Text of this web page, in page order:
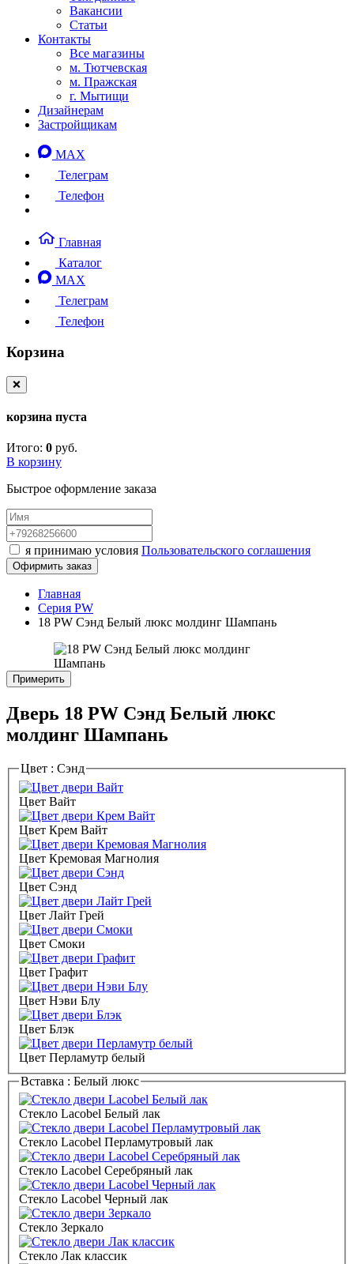
Вакансии
Статьи
Контакты
Все магазины
м. Тютчевская
м. Пражская
г. Мытищи
Дизайнерам
Застройщикам
MAX
Телеграм
Телефон
Главная
Каталог
MAX
Телеграм
Телефон
Корзина
❌
корзина пуста
Итого: 0 руб.
В корзину
Быстрое оформление заказа
я принимаю условия Пользовательского соглашения
Офирмить заказ
Главная
Серия PW
18 PW Сэнд Белый люкс молдинг Шампань
Примерить
Дверь 18 PW Сэнд Белый люкс
молдинг Шампань
Цвет : Сэнд
Цвет Вайт
Цвет Крем Вайт
Цвет Кремовая Магнолия
Цвет Сэнд
Цвет Лайт Грей
Цвет Смоки
Цвет Графит
Цвет Нэви Блу
Цвет Блэк
Цвет Перламутр белый
Вставка : Белый люкс
Стекло Lacobel Белый лак
Стекло Lacobel Перламутровый лак
Стекло Lacobel Серебряный лак
Стекло Lacobel Черный лак
Стекло Зеркало
Стекло Лак классик